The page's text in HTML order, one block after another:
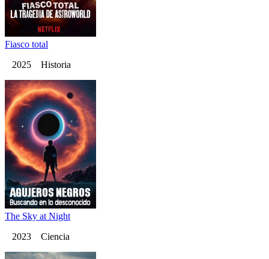
Fiasco total
2025 Historia
The Sky at Night
2023 Ciencia